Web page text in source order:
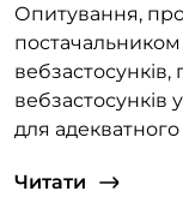
Опитування,
вебзастосунків,
вебзастосунків
для адекватного
Читати